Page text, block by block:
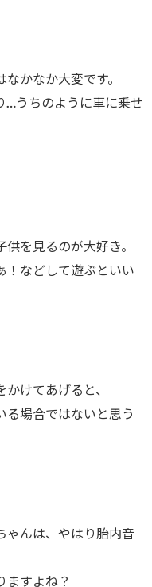
かなか大変です。
…うちのように車に乗せ
を見るのが大好き。
！などして遊ぶといい
けてあげると、
る場合ではないと思う
ゃんは、やはり胎内音
ますよね？